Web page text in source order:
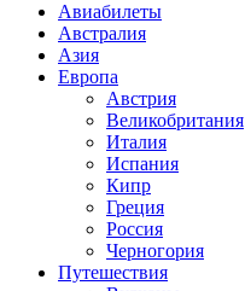
Авиабилеты
Австралия
Азия
Европа
Австрия
Великобритания
Италия
Испания
Кипр
Греция
Россия
Черногория
Путешествия